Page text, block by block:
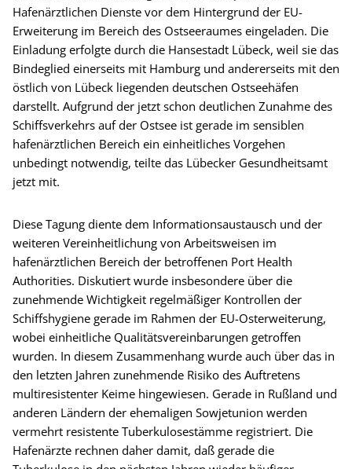
Hafenärztlichen Dienste vor dem Hintergrund der EU-
Erweiterung im Bereich des Ostseeraumes eingeladen. Die
Einladung erfolgte durch die Hansestadt Lübeck, weil sie das
Bindeglied einerseits mit Hamburg und andererseits mit den
östlich von Lübeck liegenden deutschen Ostseehäfen
darstellt. Aufgrund der jetzt schon deutlichen Zunahme des
Schiffsverkehrs auf der Ostsee ist gerade im sensiblen
hafenärztlichen Bereich ein einheitliches Vorgehen
unbedingt notwendig, teilte das Lübecker Gesundheitsamt
jetzt mit.
Diese Tagung diente dem Informationsaustausch und der
weiteren Vereinheitlichung von Arbeitsweisen im
hafenärztlichen Bereich der betroffenen Port Health
Authorities. Diskutiert wurde insbesondere über die
zunehmende Wichtigkeit regelmäßiger Kontrollen der
Schiffshygiene gerade im Rahmen der EU-Osterweiterung,
wobei einheitliche Qualitätsvereinbarungen getroffen
wurden. In diesem Zusammenhang wurde auch über das in
den letzten Jahren zunehmende Risiko des Auftretens
multiresistenter Keime hingewiesen. Gerade in Rußland und
anderen Ländern der ehemaligen Sowjetunion werden
vermehrt resistente Tuberkulosestämme registriert. Die
Hafenärzte rechnen daher damit, daß gerade die